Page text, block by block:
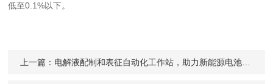
低至0.1%以下。
上一篇： 电解液配制和表征自动化工作站，助力新能源电池效率提升！